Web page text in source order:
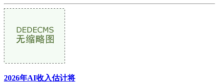
2026年AI收入估计将